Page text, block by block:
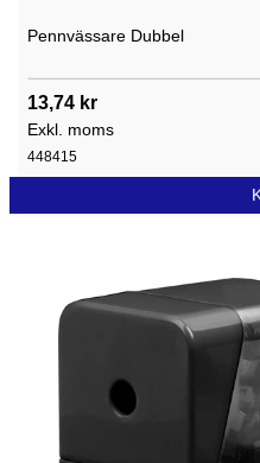
Pennvässare Dubbel
13,74 kr
Exkl. moms
448415